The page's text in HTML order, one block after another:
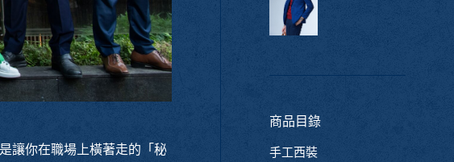
讓你在職場上橫著走的「秘
商品目錄
手工西裝